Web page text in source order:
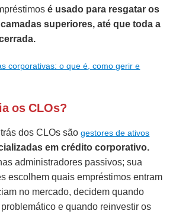
é usado para resgatar os
superiores, até que toda a
corporativas: o que é, como gerir e
os CLOs?
trás dos CLOs sãogestores de ativos
em crédito corporativo.
administradores passivos; sua
escolhem quais empréstimos entram
no mercado, decidem quando
e quando reinvestir os